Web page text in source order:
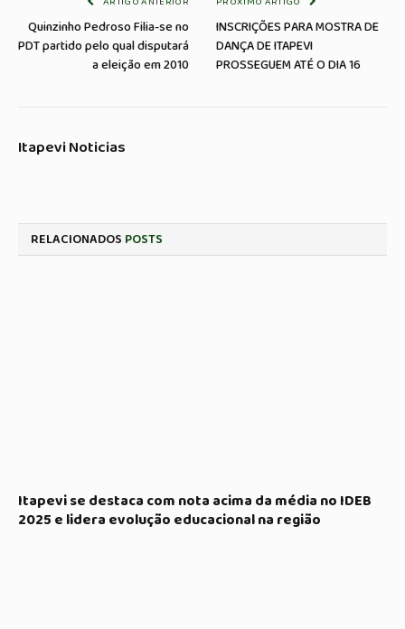
Quinzinho Pedroso Filia-se no
PDT partido pelo qual disputará
a eleição em 2010
INSCRIÇÕES PARA MOSTRA DE
DANÇA DE ITAPEVI
PROSSEGUEM ATÉ O DIA 16
Itapevi Noticias
RELACIONADOS POSTS
Itapevi se destaca com nota acima da média no IDEB
2025 e lidera evolução educacional na região